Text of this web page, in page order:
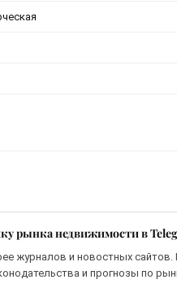
рынка недвижимости в
журналов и новостных
и прогнозы по